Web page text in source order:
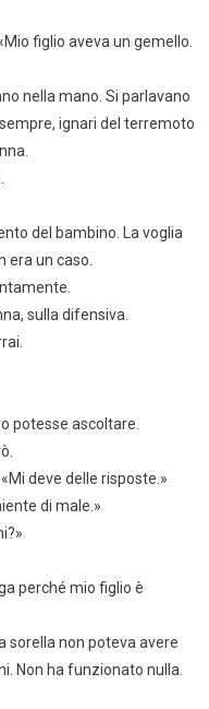
figlio aveva un gemello.
nella mano. Si parlavano
ignari del terremoto
del bambino. La voglia
era un caso.
sulla difensiva.
potesse ascoltare.
deve delle risposte.»
di male.»
perché mio figlio è
sorella non poteva avere
Non ha funzionato nulla.